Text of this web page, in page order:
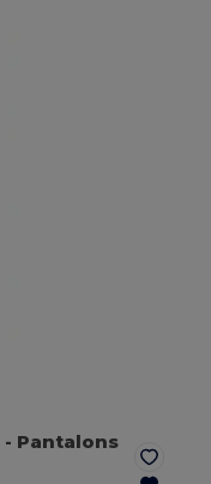
- Pantalons